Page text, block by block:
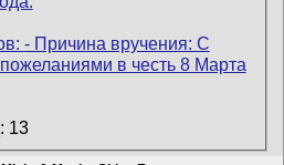
: 13